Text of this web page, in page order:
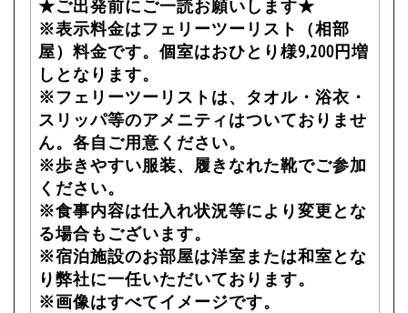
★ご出発前にご一読お願いします★
※表示料金はフェリーツーリスト（相部
屋）料金です。個室はおひとり様9,200円増
しとなります。
※フェリーツーリストは、タオル・浴衣・
スリッパ等のアメニティはついておりませ
ん。各自ご用意ください。
※歩きやすい服装、履きなれた靴でご参加
ください。
※食事内容は仕入れ状況等により変更とな
る場合もございます。
※宿泊施設のお部屋は洋室または和室とな
り弊社に一任いただいております。
※画像はすべてイメージです。